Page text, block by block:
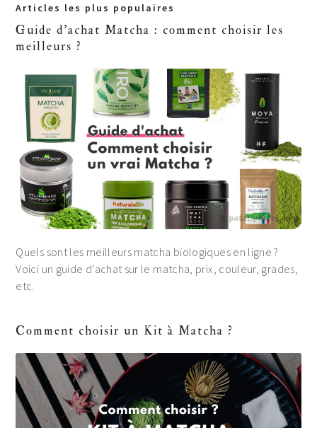
Sidebar
Articles les plus populaires
Guide d'achat Matcha : comment choisir les
meilleurs ?
Quels sont les meilleurs matcha biologiques en ligne ?
Voici un guide d’achat sur le matcha, prix, couleur, grades,
etc.
Comment choisir un Kit à Matcha ?